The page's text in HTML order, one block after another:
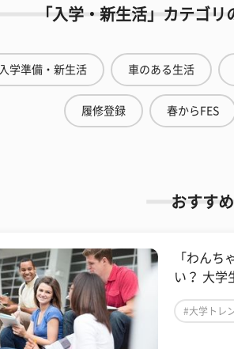
「入学・新生活」カテゴ
入学準備・新生活 車のある生活
履修登録 春からFES
おすす
「わん
い？ 大学
#大学トレ